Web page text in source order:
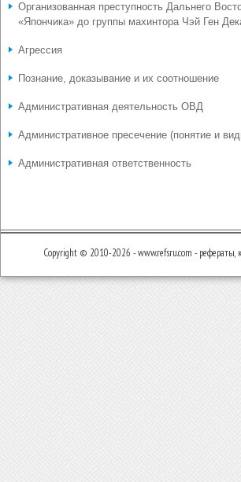
Организованная преступность Дальнего
«Япончика» до группы махинтора Чэй Ген
Агрессия
Познание, доказывание и их соотношение
Административная деятельность ОВД
Административное пресечение (понятие и
Административная ответственность
Copyright © 2010-2026 - www.refsru.com - рефераты,